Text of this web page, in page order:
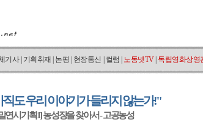
기사| 기획취재 논평 현장통신 컬럼 노동넷TV| 독립영화상영
직도 우리 이야기가 들리지 않는가!"
연시기획1] 농성장을 찾아서 - 고공농성